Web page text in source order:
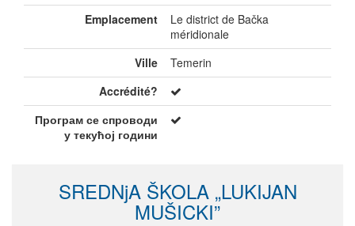
Emplacement
Le district de Bačka
méridionale
Ville
Temerin
Accrédité?
Програм се спроводи
у текућој години
SREDNjA ŠKOLA „LUKIJAN
MUŠICKI”